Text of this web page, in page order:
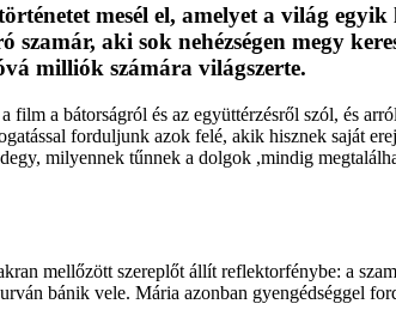
örténetet mesél el, amelyet a világ egyik
ó szamár, aki sok nehézségen megy
milliók számára világszerte.
film a bátorságról és az együttérzésről szól, és
forduljunk azok felé, akik hisznek saját
milyennek tűnnek a dolgok ,mindig megtal
mellőzött szereplőt állít reflektorfénybe: a
bánik vele. Mária azonban gyengédséggel